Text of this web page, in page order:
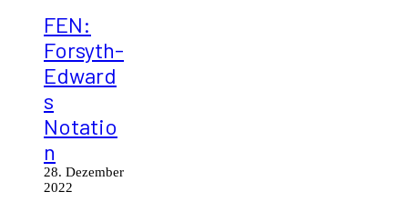
FEN:
Forsyth-
Edward
s
Notatio
n
28. Dezember
2022